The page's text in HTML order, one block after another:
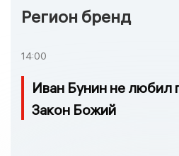
Регион бренд
14:00
Иван Бунин не любил
Закон Божий